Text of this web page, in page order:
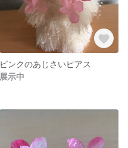
ピンクのあじさいピアス
展示中